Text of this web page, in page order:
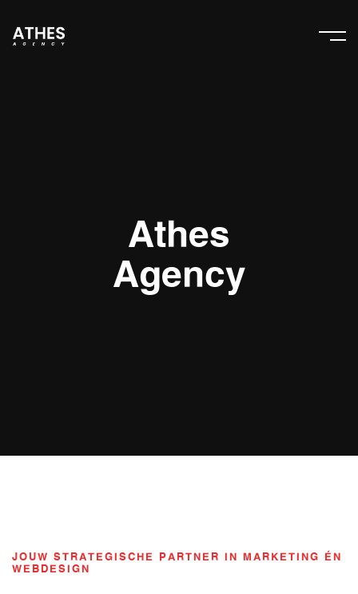
Athes
Agency
JOUW STRATEGISCHE PARTNER IN MARKETING ÉN
WEBDESIGN